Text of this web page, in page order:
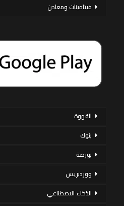
فيتامينات ومعادن
القهوة
بنوك
بورصة
ووردبريس
الذكاء الاصطناعي